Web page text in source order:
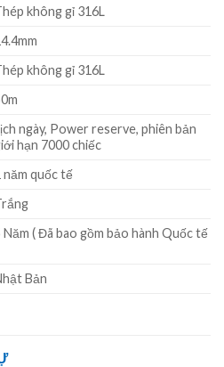
không gỉ 316L
không gỉ 316L
ngày, Power reserve, phiên bản
hạn 7000 chiếc
năm quốc tế
Năm ( Đã bao gồm bảo hành Quốc tế
Bản